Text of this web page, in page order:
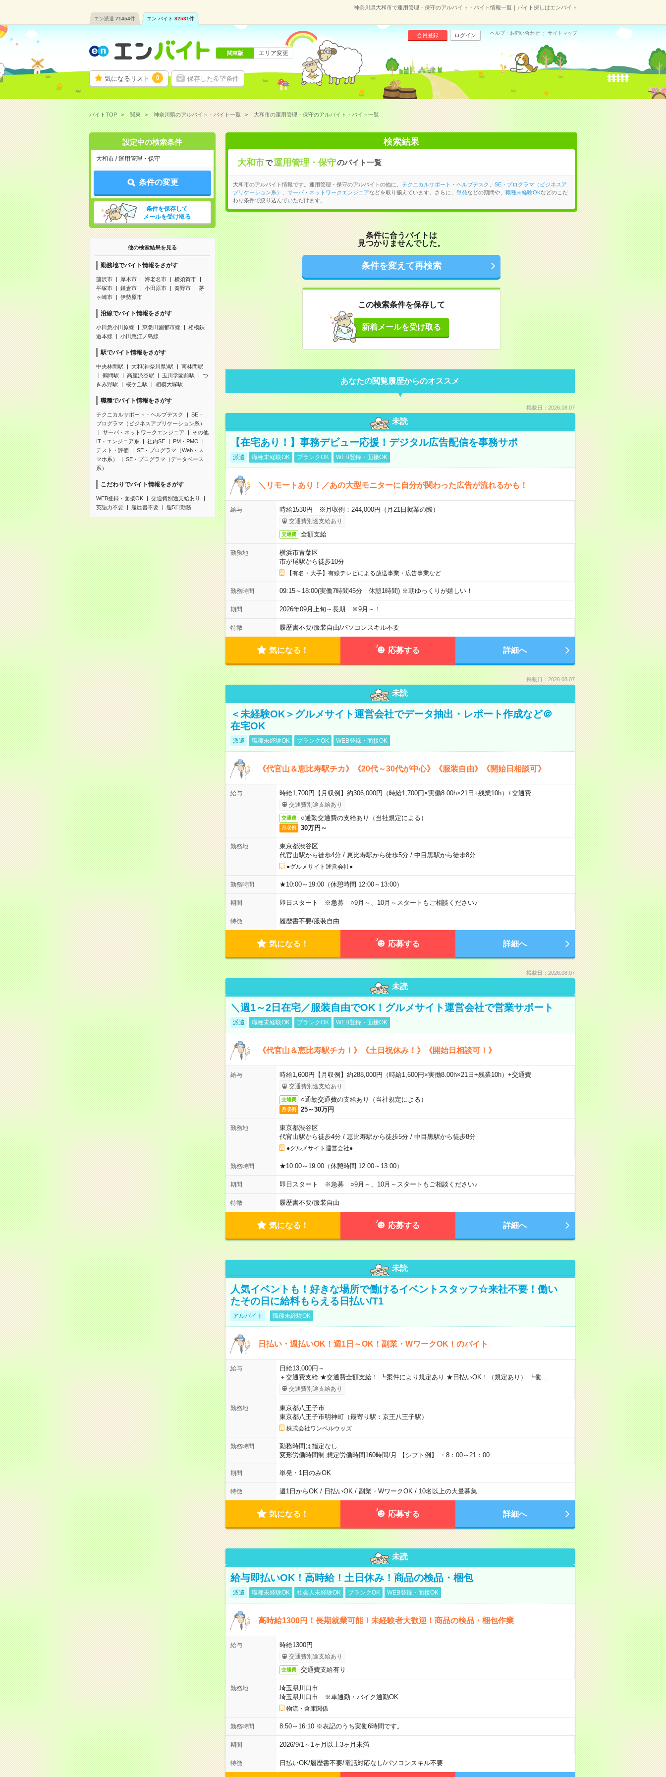
神奈川県大和市で運用管理・保守のアルバイト・バイト情報一覧｜バイト探しはエンバイト
エン派遣 71454件 エン バイト 82531件
気になるリスト 0 保存した希望条件
会員登録 ログイン ヘルプ・お問い合わせ サイトマップ
関東版 エリア変更
バイトTOP 関東 神奈川県のアルバイト・バイト一覧 大和市の運用管理・保守のアルバイト・バイト一覧
設定中の検索条件
大和市 / 運用管理・保守
条件の変更
条件を保存して
メールを受け取る
他の検索結果を見る
勤務地でバイト情報をさがす
藤沢市 厚木市 海老名市
横須賀市
平塚市
鎌倉市 小田原市 秦野市
茅
ヶ崎市
伊勢原市
沿線でバイト情報をさがす
小田急小田原線 東急田園都市線
相模鉄
道本線
小田急江ノ島線
駅でバイト情報をさがす
中央林間駅 大和(神奈川県)駅
南林間駅
鶴間駅
高座渋谷駅 玉川学園前駅
つ
きみ野駅
桜ケ丘駅 相模大塚駅
職種でバイト情報をさがす
テクニカルサポート・ヘルプデスク
SE・
プログラマ（ビジネスアプリケーション系）
サーバ・ネットワークエンジニア
その他
IT・エンジニア系
社内SE
PM・PMO
テスト・評価
SE・プログラマ（Web・ス
マホ系）
SE・プログラマ（データベース
系）
こだわりでバイト情報をさがす
WEB登録・面接OK
交通費別途支給あり
英語力不要
履歴書不要 週5日勤務
検索結果
大和市で運用管理・保守のバイト一覧
大和市のアルバイト情報です。運用管理・保守のアルバイトの他に、 テクニカルサポート・ヘルプデスク
SE・プログラマ（ビジネスア
プリケーション系）
サーバ・ネットワークエンジニアなどを取り揃えています。さらに、 単発などの期間や、 職種未経験OKなどのこだ
わり条件で絞り込んでいただけます。
条件に合うバイトは
見つかりませんでした。
条件を変えて再検索
この検索条件を保存して
新着メールを受け取る
あなたの閲覧履歴からのオススメ
掲載日：2026.08.07
未読
【在宅あり！】事務デビュー応援！デジタル広告配信を事務サポ
派遣 職種未経験OK ブランクOK WEB登録・面接OK
＼リモートあり！／あの大型モニターに自分が関わった広告が流れるかも！
給与 時給1530円 ※月収例：244,000円（月21日就業の際）
交通費別途支給あり
交通費 全額支給
勤務地
横浜市青葉区
市が尾駅から徒歩10分
【有名・大手】有線テレビによる放送事業・広告事業など
勤務時間 09:15～18:00(実働7時間45分 休憩1時間) ※朝ゆっくりが嬉しい！
期間 2026年09月上旬～長期 ※9月～！
特徴 履歴書不要/服装自由/パソコンスキル不要
気になる！ 応募する 詳細へ
掲載日：2026.08.07
未読
＜未経験OK＞グルメサイト運営会社でデータ抽出・レポート作成など＠
在宅OK
派遣 職種未経験OK ブランクOK WEB登録・面接OK
《代官山＆恵比寿駅チカ》《20代～30代が中心》《服装自由》《開始日相談可》
給与 時給1,700円【月収例】約306,000円（時給1,700円×実働8.00h×21日+残業10h）+交通費
交通費別途支給あり
交通費 ○通勤交通費の支給あり（当社規定による）
月収例 30万円～
勤務地
東京都渋谷区
代官山駅から徒歩4分/ 恵比寿駅から徒歩5分/ 中目黒駅から徒歩8分
●グルメサイト運営会社●
勤務時間 ★10:00～19:00（休憩時間 12:00～13:00）
期間 即日スタート ※急募 ○9月～、10月～スタートもご相談ください♪
特徴 履歴書不要/服装自由
気になる！ 応募する 詳細へ
掲載日：2026.08.07
未読
＼週1～2日在宅／服装自由でOK！グルメサイト運営会社で営業サポート
派遣 職種未経験OK ブランクOK WEB登録・面接OK
《代官山＆恵比寿駅チカ！》《土日祝休み！》《開始日相談可！》
給与 時給1,600円【月収例】約288,000円（時給1,600円×実働8.00h×21日+残業10h）+交通費
交通費別途支給あり
交通費 ○通勤交通費の支給あり（当社規定による）
月収例 25～30万円
勤務地
東京都渋谷区
代官山駅から徒歩4分/ 恵比寿駅から徒歩5分/ 中目黒駅から徒歩8分
●グルメサイト運営会社●
勤務時間 ★10:00～19:00（休憩時間 12:00～13:00）
期間 即日スタート ※急募 ○9月～、10月～スタートもご相談ください♪
特徴 履歴書不要/服装自由
気になる！ 応募する 詳細へ
未読
人気イベントも！好きな場所で働けるイベントスタッフ☆来社不要！働い
たその日に給料もらえる日払い/T1
アルバイト 職種未経験OK
日払い・週払いOK！週1日～OK！副業・WワークOK！のバイト
給与
日給13,000円～
＋交通費支給 ★交通費全額支給！ ┗案件により規定あり ★日払いOK！（規定あり） ┗働…
交通費別途支給あり
勤務地
東京都八王子市
東京都八王子市明神町（最寄り駅：京王八王子駅）
株式会社ワンベルウッズ
勤務時間
勤務時間は指定なし
変形労働時間制 想定労働時間160時間/月 【シフト例】 ・8：00～21：00
期間 単発・1日のみOK
特徴 週1日からOK / 日払いOK / 副業・WワークOK / 10名以上の大量募集
気になる！ 応募する 詳細へ
未読
給与即払いOK！高時給！土日休み！商品の検品・梱包
派遣 職種未経験OK 社会人未経験OK ブランクOK WEB登録・面接OK
高時給1300円！長期就業可能！未経験者大歓迎！商品の検品・梱包作業
給与 時給1300円
交通費別途支給あり
交通費 交通費支給有り
勤務地
埼玉県川口市
埼玉県川口市 ※車通勤・バイク通勤OK
物流・倉庫関係
勤務時間 8:50～16:10 ※表記のうち実働6時間です。
期間 2026/9/1～1ヶ月以上3ヶ月未満
特徴 日払いOK/履歴書不要/電話対応なし/パソコンスキル不要